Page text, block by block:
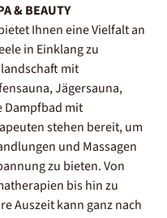
& BEAUTY
Ihnen eine Vielfalt an
in Einklang zu
mit
Jägersauna,
Dampfbad mit
stehen bereit, um
und Massagen
zu bieten. Von
bis hin zu
Auszeit kann ganz nach